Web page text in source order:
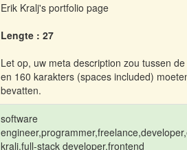
Erik Kralj's portfolio page
Lengte : 27
Let op, uw meta description zou tussen
en 160 karakters (spaces included)
bevatten.
software
kralj,full-stack developer,frontend